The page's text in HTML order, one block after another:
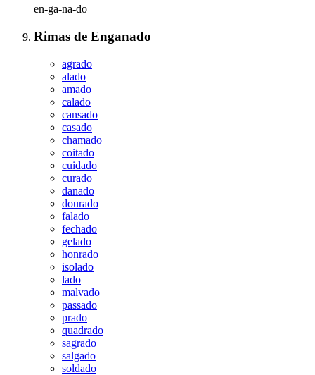
en-ga-na-do
Rimas de Enganado
agrado
alado
amado
calado
cansado
casado
chamado
coitado
cuidado
curado
danado
dourado
falado
fechado
gelado
honrado
isolado
lado
malvado
passado
prado
quadrado
sagrado
salgado
soldado